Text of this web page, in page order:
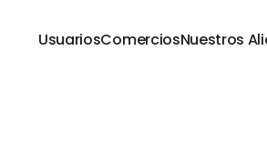
UsuariosComerciosNuestros